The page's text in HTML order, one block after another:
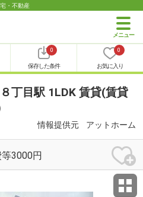
・不動産
0
保存した条件
0
お気に入り
丁目駅 1LDK 賃貸(賃貸
情報提供元 アットホーム
3000円